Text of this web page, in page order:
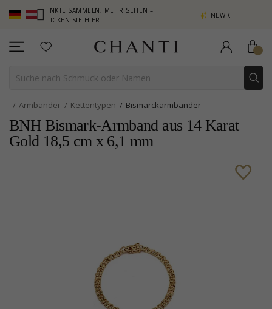
PUNKTE SAMMELN, MEHR SEHEN –
KLICKEN SIE HIER
NEW COLLECTION | AURA
Armbänder Kettentypen Bismarckarmbänder
BNH Bismark-Armband aus 14 Karat
Gold 18,5 cm x 6,1 mm